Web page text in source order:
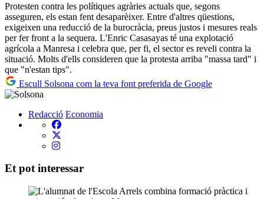
Protesten contra les polítiques agràries actuals que, segons
asseguren, els estan fent desaparèixer. Entre d'altres qüestions,
exigeixen una reducció de la burocràcia, preus justos i mesures reals
per fer front a la sequera. L'Enric Casasayas té una explotació
agrícola a Manresa i celebra que, per fi, el sector es reveli contra la
situació. Molts d'ells consideren que la protesta arriba "massa tard" i
que "n'estan tips".
Escull Solsona com la teva font preferida de Google
Redacció Economia
Et pot interessar